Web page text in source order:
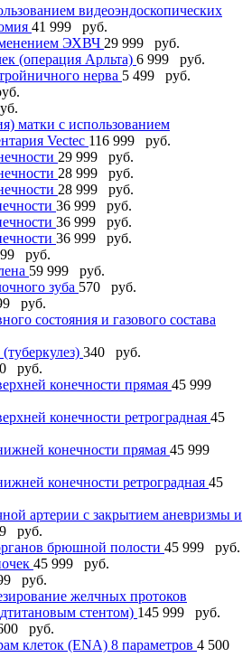
видеоэндоскопических
41 999 руб.
ЭХВЧ 29 999 руб.
(операция Арльта) 6 999 руб.
нерва 5 499 руб.
матки с использованием
Vectec 116 999 руб.
29 999 руб.
28 999 руб.
28 999 руб.
36 999 руб.
36 999 руб.
36 999 руб.
руб.
59 999 руб.
зуба 570 руб.
руб.
состояния и газового состава
340 руб.
руб.
конечности прямая 45 999
конечности ретроградная 45
конечности прямая 45 999
конечности ретроградная 45
артерии с закрытием аневризмы и
руб.
брюшной полости 45 999 руб.
45 999 руб.
руб.
желчных протоков
стентом) 145 999 руб.
руб.
клеток (ENА) 8 параметров 4 500